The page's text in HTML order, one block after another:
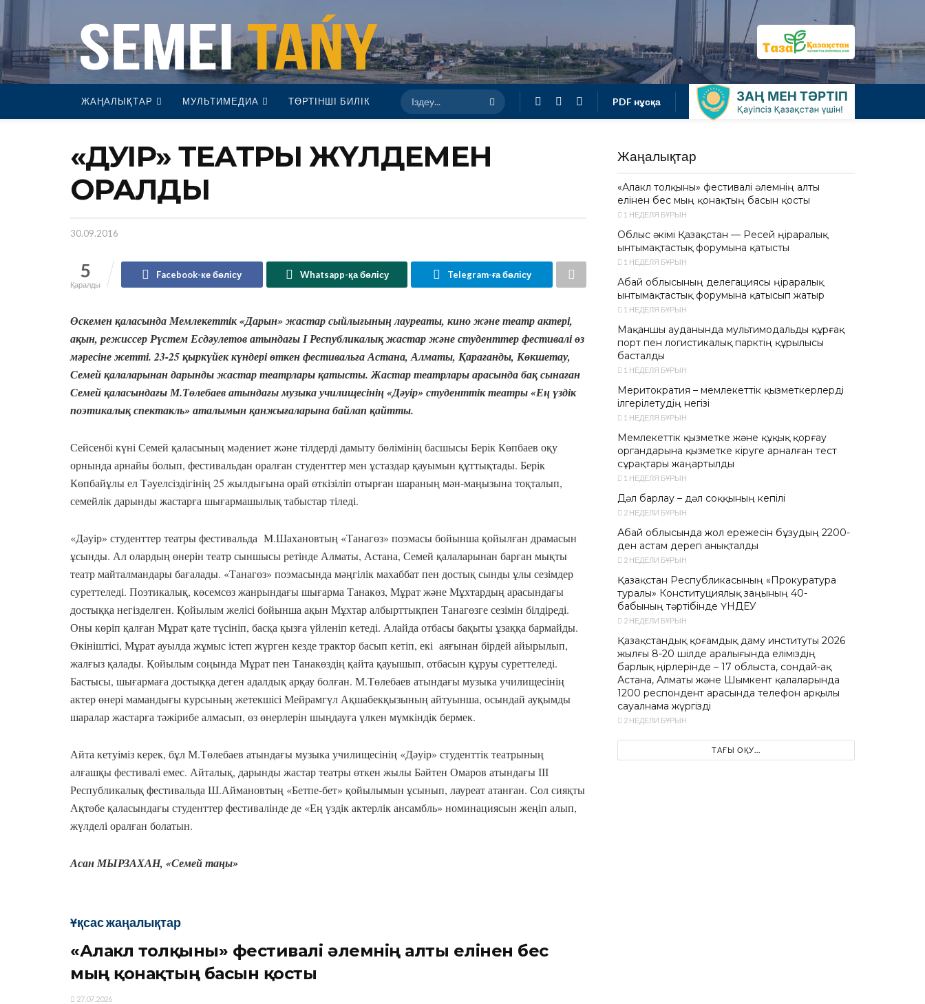
ЖАҢАЛЫҚТАР МУЛЬТИМЕДИА ТӨРТІНШІ БИЛІК PDF нұсқа
«ДӘУІР» ТЕАТРЫ ЖҮЛДЕМЕН
ОРАЛДЫ
30.09.2016
5
Қаралды
Facebook-ке бөлісу Whatsapp-қа бөлісу Telegram-ға бөлісу
Өскемен қаласында Мемлекеттік «Дарын» жастар сыйлығының лауреаты, кино және театр актері,
ақын, режиссер Рүстем Есдәулетов атындағы І Республикалық жастар және студенттер фестивалі өз
мәресіне жетті. 23-25 қыркүйек күндері өткен фестивальға Астана, Алматы, Қарағанды, Көкшетау,
Семей қалаларынан дарынды жастар театрлары қатысты. Жастар театрлары арасында бақ сынаған
Семей қаласындағы М.Төлебаев атындағы музыка училищесінің «Дәуір» студенттік театры «Ең үздік
поэтикалық спектакль» аталымын қанжығаларына байлап қайтты.
Сейсенбі күні Семей қаласының мәдениет және тілдерді дамыту бөлімінің басшысы Берік Көпбаев оқу
орнында арнайы болып, фестивальдан оралған студенттер мен ұстаздар қауымын құттықтады. Берік
Көпбайұлы ел Тәуелсіздігінің 25 жылдығына орай өткізіліп отырған шараның мән-маңызына тоқталып,
семейлік дарынды жастарға шығармашылық табыстар тіледі.
«Дәуір» студенттер театры фестивальда М.Шахановтың «Танагөз» поэмасы бойынша қойылған драмасын
ұсынды. Ал олардың өнерін театр сыншысы ретінде Алматы, Астана, Семей қалаларынан барған мықты
театр майталмандары бағалады. «Танагөз» поэмасында мәңгілік махаббат пен достық сынды ұлы сезімдер
суреттеледі. Поэтикалық, көсемсөз жанрындағы шығарма Танакөз, Мұрат және Мұхтардың арасындағы
достыққа негізделген. Қойылым желісі бойынша ақын Мұхтар албырттықпен Танагөзге сезімін білдіреді.
Оны көріп қалған Мұрат қате түсініп, басқа қызға үйленіп кетеді. Алайда отбасы бақыты ұзаққа бармайды.
Өкініштісі, Мұрат ауылда жұмыс істеп жүрген кезде трактор басып кетіп, екі аяғынан бірдей айырылып,
жалғыз қалады. Қойылым соңында Мұрат пен Танакөздің қайта қауышып, отбасын құруы суреттеледі.
Бастысы, шығармаға достыққа деген адалдық арқау болған. М.Төлебаев атындағы музыка училищесінің
актер өнері мамандығы курсының жетекшісі Мейрамгүл Ақшабекқызының айтуынша, осындай ауқымды
шаралар жастарға тәжірибе алмасып, өз өнерлерін шыңдауға үлкен мүмкіндік бермек.
Айта кетуіміз керек, бұл М.Төлебаев атындағы музыка училищесінің «Дәуір» студенттік театрының
алғашқы фестивалі емес. Айталық, дарынды жастар театры өткен жылы Бәйтен Омаров атындағы ІІІ
Республикалық фестивальда Ш.Аймановтың «Бетпе-бет» қойылымын ұсынып, лауреат атанған. Сол сияқты
Ақтөбе қаласындағы студенттер фестивалінде де «Ең үздік актерлік ансамбль» номинациясын жеңіп алып,
жүлделі оралған болатын.
Асан МЫРЗАХАН, «Семей таңы»
Ұқсас жаңалықтар
«Алакөл толқыны» фестивалі әлемнің алты елінен бес
мың қонақтың басын қосты
27.07.2026
Жаңалықтар
«Алакөл толқыны» фестивалі әлемнің алты
елінен бес мың қонақтың басын қосты
1 НЕДЕЛЯ БҰРЫН
Облыс әкімі Қазақстан — Ресей өңіраралық
ынтымақтастық форумына қатысты
1 НЕДЕЛЯ БҰРЫН
Абай облысының делегациясы өңіраралық
ынтымақтастық форумына қатысып жатыр
1 НЕДЕЛЯ БҰРЫН
Мақаншы ауданында мультимодальды құрғақ
порт пен логистикалық парктің құрылысы
басталды
1 НЕДЕЛЯ БҰРЫН
Меритократия – мемлекеттік қызметкерлерді
ілгерілетудің негізі
1 НЕДЕЛЯ БҰРЫН
Мемлекеттік қызметке және құқық қорғау
органдарына қызметке кіруге арналған тест
сұрақтары жаңартылды
1 НЕДЕЛЯ БҰРЫН
Дәл барлау – дәл соққының кепілі
2 НЕДЕЛИ БҰРЫН
Абай облысында жол ережесін бұзудың 2200-
ден астам дерегі анықталды
2 НЕДЕЛИ БҰРЫН
Қазақстан Республикасының «Прокуратура
туралы» Конституциялық заңының 40-
бабының тәртібінде ҮНДЕУ
2 НЕДЕЛИ БҰРЫН
Қазақстандық қоғамдық даму институты 2026
жылғы 8-20 шілде аралығында еліміздің
барлық өңірлерінде – 17 облыста, сондай-ақ
Астана, Алматы және Шымкент қалаларында
1200 респондент арасында телефон арқылы
сауалнама жүргізді
2 НЕДЕЛИ БҰРЫН
ТАҒЫ ОҚУ...